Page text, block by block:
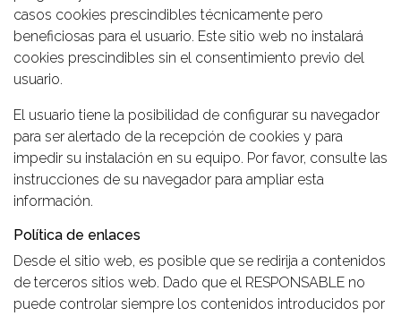
casos cookies prescindibles técnicamente pero
beneficiosas para el usuario. Este sitio web no instalará
cookies prescindibles sin el consentimiento previo del
usuario.
El usuario tiene la posibilidad de configurar su navegador
para ser alertado de la recepción de cookies y para
impedir su instalación en su equipo. Por favor, consulte las
instrucciones de su navegador para ampliar esta
información.
Política de enlaces
Desde el sitio web, es posible que se redirija a contenidos
de terceros sitios web. Dado que el RESPONSABLE no
puede controlar siempre los contenidos introducidos por